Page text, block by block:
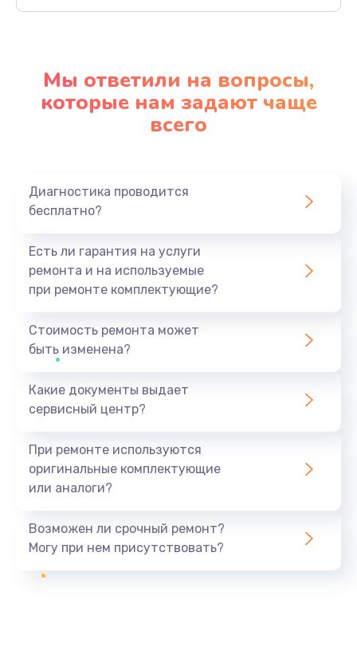
Мы ответили на вопросы,
которые нам задают чаще
всего
Диагностика проводится
бесплатно?
Есть ли гарантия на услуги
ремонта и на используемые
при ремонте комплектующие?
Стоимость ремонта может
быть изменена?
Какие документы выдает
сервисный центр?
При ремонте используются
оригинальные комплектующие
или аналоги?
Возможен ли срочный ремонт?
Могу при нем присутствовать?